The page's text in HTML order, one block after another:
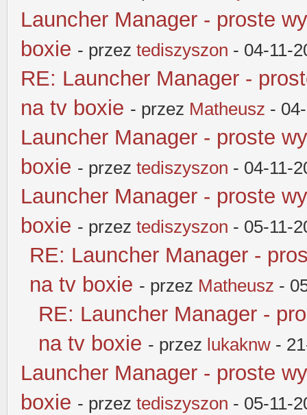
Launcher Manager - proste
boxie - przez tediszyszon - 04-11-
RE: Launcher Manager -
na tv boxie - przez Matheusz -
Launcher Manager - proste
boxie - przez tediszyszon - 04-11-
Launcher Manager - proste
boxie - przez tediszyszon - 05-11-
RE: Launcher Manager -
na tv boxie - przez Matheusz -
RE: Launcher Manager -
na tv boxie - przez lukaknw -
Launcher Manager - proste
boxie - przez tediszyszon - 05-11-